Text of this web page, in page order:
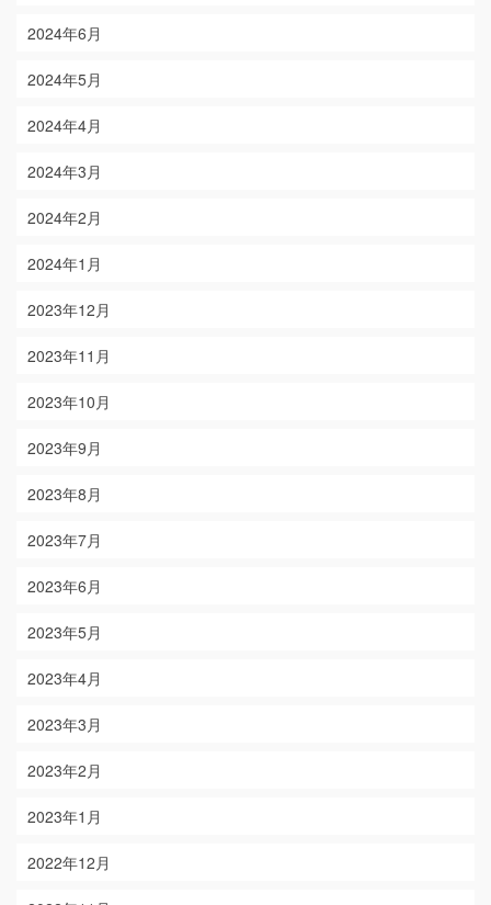
2024年6月
2024年5月
2024年4月
2024年3月
2024年2月
2024年1月
2023年12月
2023年11月
2023年10月
2023年9月
2023年8月
2023年7月
2023年6月
2023年5月
2023年4月
2023年3月
2023年2月
2023年1月
2022年12月